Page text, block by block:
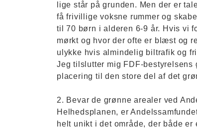
lige står på grunden. Men der er
få frivillige voksne rummer og
til 70 børn i alderen 6-9 år. Hvis vi
mørkt og hvor der ofte er blæst og
ulykke hvis almindelig biltrafik og
Jeg tilslutter mig FDF-bestyrelsens
placering til den store del af det
2. Bevar de grønne arealer ved
Helhedsplanen, er
helt unikt i det område, der både